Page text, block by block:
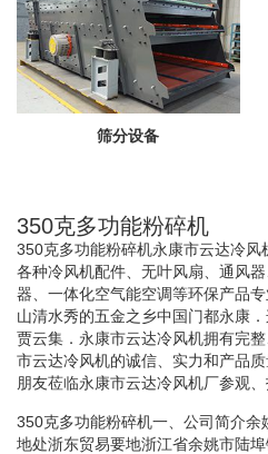
筛分设备
350克多功能粉碎机
350克多功能粉碎机永康市云达冷风
各种冷风机配件、无叶风扇、通风
器、一体化空气能空调等环保产品
山清水秀的五金之乡中国门都永康
贾云集．永康市云达冷风机拥有完
市云达冷风机的诚信、实力和产品
朋友莅临永康市云达冷风机厂参观、
350克多功能粉碎机一、公司简介余
地处浙东贸易要地浙江省余姚市陆